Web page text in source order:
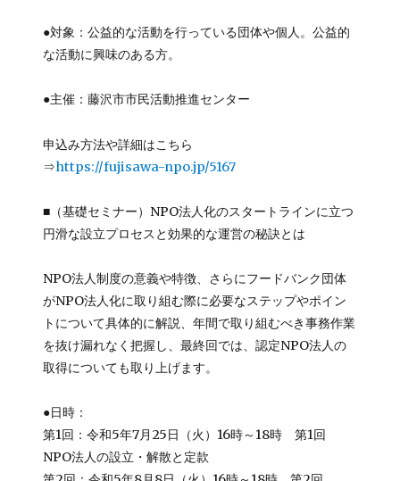
●対象：公益的な活動を行っている団体や個人。公益的
な活動に興味のある方。
●主催：藤沢市市民活動推進センター
申込み方法や詳細はこちら
⇒https://fujisawa-npo.jp/5167
■（基礎セミナー）NPO法人化のスタートラインに立つ
円滑な設立プロセスと効果的な運営の秘訣とは
NPO法人制度の意義や特徴、さらにフードバンク団体
がNPO法人化に取り組む際に必要なステップやポイン
トについて具体的に解説、年間で取り組むべき事務作業
を抜け漏れなく把握し、最終回では、認定NPO法人の
取得についても取り上げます。
●日時：
第1回：令和5年7月25日（火）16時～18時 第1回
NPO法人の設立・解散と定款